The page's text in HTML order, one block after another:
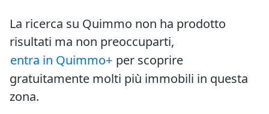
La ricerca su Quimmo non ha prodotto
risultati ma non preoccuparti,
entra in Quimmo+ per scoprire
gratuitamente molti più immobili in questa
zona.